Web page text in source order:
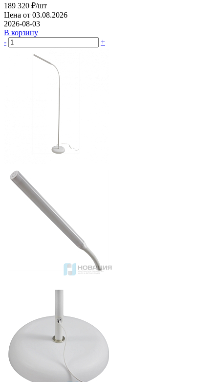
189 320 ₽/шт
Цена от 03.08.2026
2026-08-03
В корзину
-
+